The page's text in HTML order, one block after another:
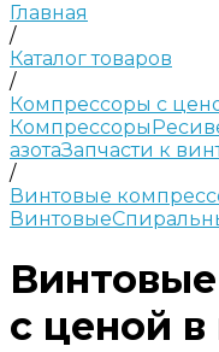
Главная
/
Каталог товаров
/
Компрессоры с
Компрессоры
азотаЗапчасти к
/
Винтовые
Винтовые
с ценой